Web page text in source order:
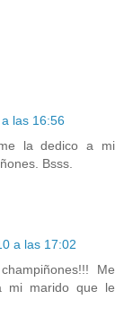
las 16:56
la dedico a mi
Bsss.
a las 17:02
Me
mi marido que le